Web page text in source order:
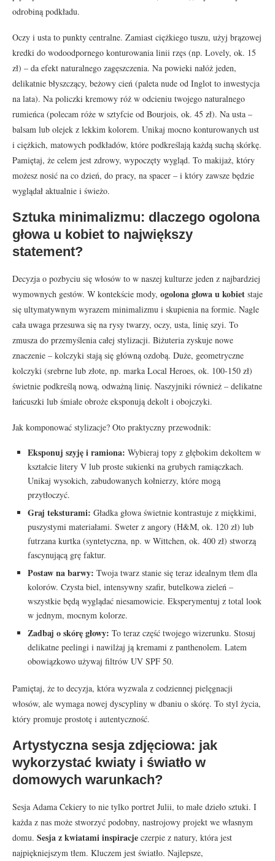
odrobiną podkładu.
Oczy i usta to punkty centralne. Zamiast ciężkiego tuszu, użyj brązowej
kredki do wodoodpornego konturowania linii rzęs (np. Lovely, ok. 15
zł) – da efekt naturalnego zagęszczenia. Na powieki nałóż jeden,
delikatnie błyszczący, beżowy cień (paleta nude od Inglot to inwestycja
na lata). Na policzki kremowy róż w odcieniu twojego naturalnego
rumieńca (polecam róże w sztyfcie od Bourjois, ok. 45 zł). Na usta –
balsam lub olejek z lekkim kolorem. Unikaj mocno konturowanych ust
i ciężkich, matowych podkładów, które podkreślają każdą suchą skórkę.
Pamiętaj, że celem jest zdrowy, wypoczęty wygląd. To makijaż, który
możesz nosić na co dzień, do pracy, na spacer – i który zawsze będzie
wyglądał aktualnie i świeżo.
Sztuka minimalizmu: dlaczego ogolona
głowa u kobiet to największy
statement?
Decyzja o pozbyciu się włosów to w naszej kulturze jeden z najbardziej
wymownych gestów. W kontekście mody, ogolona głowa u kobiet staje
się ultymatywnym wyrazem minimalizmu i skupienia na formie. Nagle
cała uwaga przesuwa się na rysy twarzy, oczy, usta, linię szyi. To
zmusza do przemyślenia całej stylizacji. Biżuteria zyskuje nowe
znaczenie – kolczyki stają się główną ozdobą. Duże, geometryczne
kolczyki (srebrne lub złote, np. marka Local Heroes, ok. 100-150 zł)
świetnie podkreślą nową, odważną linię. Naszyjniki również – delikatne
łańcuszki lub śmiałe obroże eksponują dekolt i obojczyki.
Jak komponować stylizacje? Oto praktyczny przewodnik:
Eksponuj szyję i ramiona: Wybieraj topy z głębokim dekoltem w
kształcie litery V lub proste sukienki na grubych ramiączkach.
Unikaj wysokich, zabudowanych kołnierzy, które mogą
przytłoczyć.
Graj teksturami: Gładka głowa świetnie kontrastuje z miękkimi,
puszystymi materiałami. Sweter z angory (H&M, ok. 120 zł) lub
futrzana kurtka (syntetyczna, np. w Wittchen, ok. 400 zł) stworzą
fascynującą grę faktur.
Postaw na barwy: Twoja twarz stanie się teraz idealnym tłem dla
kolorów. Czysta biel, intensywny szafir, butelkowa zieleń –
wszystkie będą wyglądać niesamowicie. Eksperymentuj z total look
w jednym, mocnym kolorze.
Zadbaj o skórę głowy: To teraz część twojego wizerunku. Stosuj
delikatne peelingi i nawilżaj ją kremami z panthenolem. Latem
obowiązkowo używaj filtrów UV SPF 50.
Pamiętaj, że to decyzja, która wyzwala z codziennej pielęgnacji
włosów, ale wymaga nowej dyscypliny w dbaniu o skórę. To styl życia,
który promuje prostotę i autentyczność.
Artystyczna sesja zdjęciowa: jak
wykorzystać kwiaty i światło w
domowych warunkach?
Sesja Adama Cekiery to nie tylko portret Julii, to małe dzieło sztuki. I
każda z nas może stworzyć podobny, nastrojowy projekt we własnym
domu. Sesja z kwiatami inspiracje czerpie z natury, która jest
najpiękniejszym tłem. Kluczem jest światło. Najlepsze,